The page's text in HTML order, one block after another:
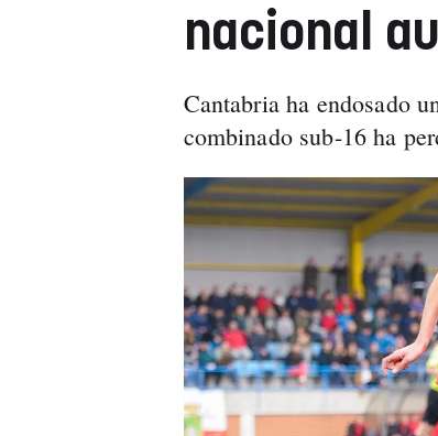
nacional
Cantabria ha endosado
combinado sub-16 ha